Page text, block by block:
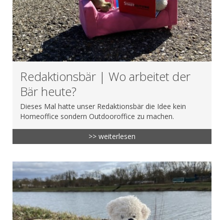
Redaktionsbär | Wo arbeitet der
Bär heute?
Dieses Mal hatte unser Redaktionsbär die Idee kein
Homeoffice sondern Outdooroffice zu machen.
>> weiterlesen